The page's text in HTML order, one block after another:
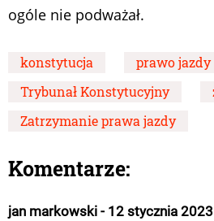
ogóle nie podważał.
konstytucja
prawo jazdy
Trybunał Konstytucyjny
Zatrzymanie prawa jazdy
Komentarze:
jan markowski - 12 stycznia 2023